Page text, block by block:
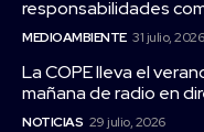
responsabilidades
MEDIOAMBIENTE 31 julio, 2026
La COPE lleva el
mañana de radio en
NOTICIAS 29 julio, 2026